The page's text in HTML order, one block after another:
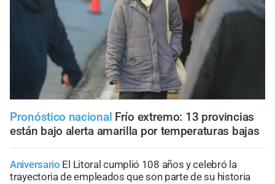
Pronóstico nacional Frío extremo: 13 provincias
están bajo alerta amarilla por temperaturas bajas
Aniversario El Litoral cumplió 108 años y celebró la
trayectoria de empleados que son parte de su historia